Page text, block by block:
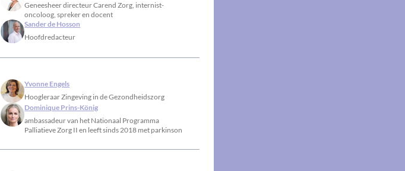
Geneesheer directeur Carend Zorg, internist-
oncoloog, spreker en docent
Sander de Hosson
Hoofdredacteur
Yvonne Engels
Hoogleraar Zingeving in de Gezondheidszorg
Dominique Prins-König
ambassadeur van het Nationaal Programma
Palliatieve Zorg II en leeft sinds 2018 met parkinson